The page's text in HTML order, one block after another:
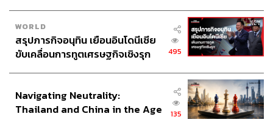
WORLD
สรุปภารกิจอนุทิน เยือนอินโดนีเซีย
ขับเคลื่อนการทูตเศรษฐกิจเชิงรุก
495
Navigating Neutrality:
Thailand and China in the Age
135